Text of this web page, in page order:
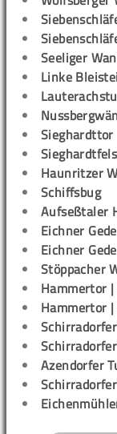
Seeliger
Linke
Sieghardttor
Haunritzer
Schiffsbug
Aufseßtaler
Eichner
Eichner
Stöppacher
Hammertor
Hammertor
Azendorfer